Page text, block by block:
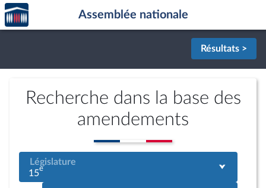
Aller au contenu
Aller en bas de la page
Accèder
à la
page
Assemblée nationale
Résultats >
Recherche dans la base des
amendements
Législature
15e